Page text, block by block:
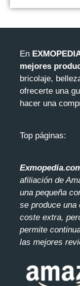
En
mejores
bricolaje,
ofrecerte una
hacer una
Top páginas:
afiliación de
una pequeña
se produce una
coste extra,
permite
las mejores